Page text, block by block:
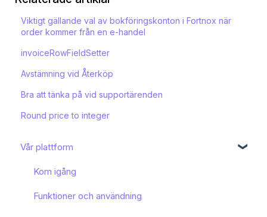
Viktigt gällande val av bokföringskonton i Fortnox när
order kommer från en e-handel
invoiceRowFieldSetter
Avstämning vid Återköp
Bra att tänka på vid supportärenden
Round price to integer
Vår plattform
Kom igång
Funktioner och användning